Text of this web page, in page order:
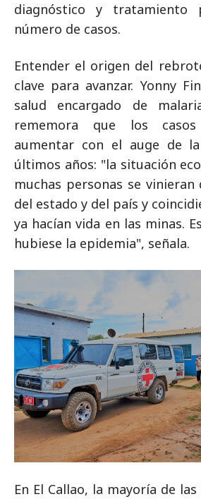
diagnóstico y tratamiento
número de casos.
Entender el origen del
clave para avanzar. Yonny
salud encargado de
rememora que los
aumentar con el auge de
últimos años: "la situación
muchas personas se
del estado y del país y
ya hacían vida en las minas.
hubiese la epidemia", señala.
En El Callao, la mayoría de